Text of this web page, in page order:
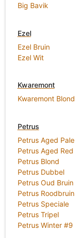
Big Bavik
Ezel
Ezel Bruin
Ezel Wit
Kwaremont
Kwaremont Blond
Petrus
Petrus Aged Pale
Petrus Aged Red
Petrus Blond
Petrus Dubbel
Petrus Oud Bruin
Petrus Roodbruin
Petrus Speciale
Petrus Tripel
Petrus Winter #9